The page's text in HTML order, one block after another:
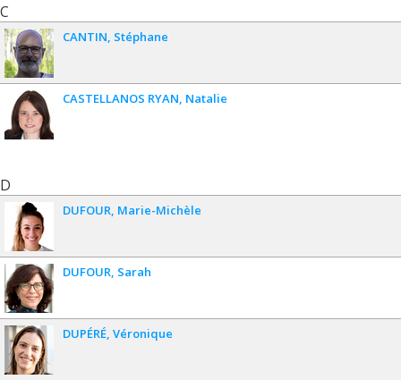
C
CANTIN Stéphane
CASTELLANOS RYAN Natalie
D
DUFOUR Marie-Michèle
DUFOUR Sarah
DUPÉRÉ Véronique